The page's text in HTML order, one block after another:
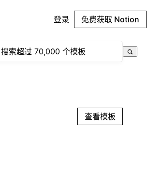
登录 免费获取 Notion
查看模板